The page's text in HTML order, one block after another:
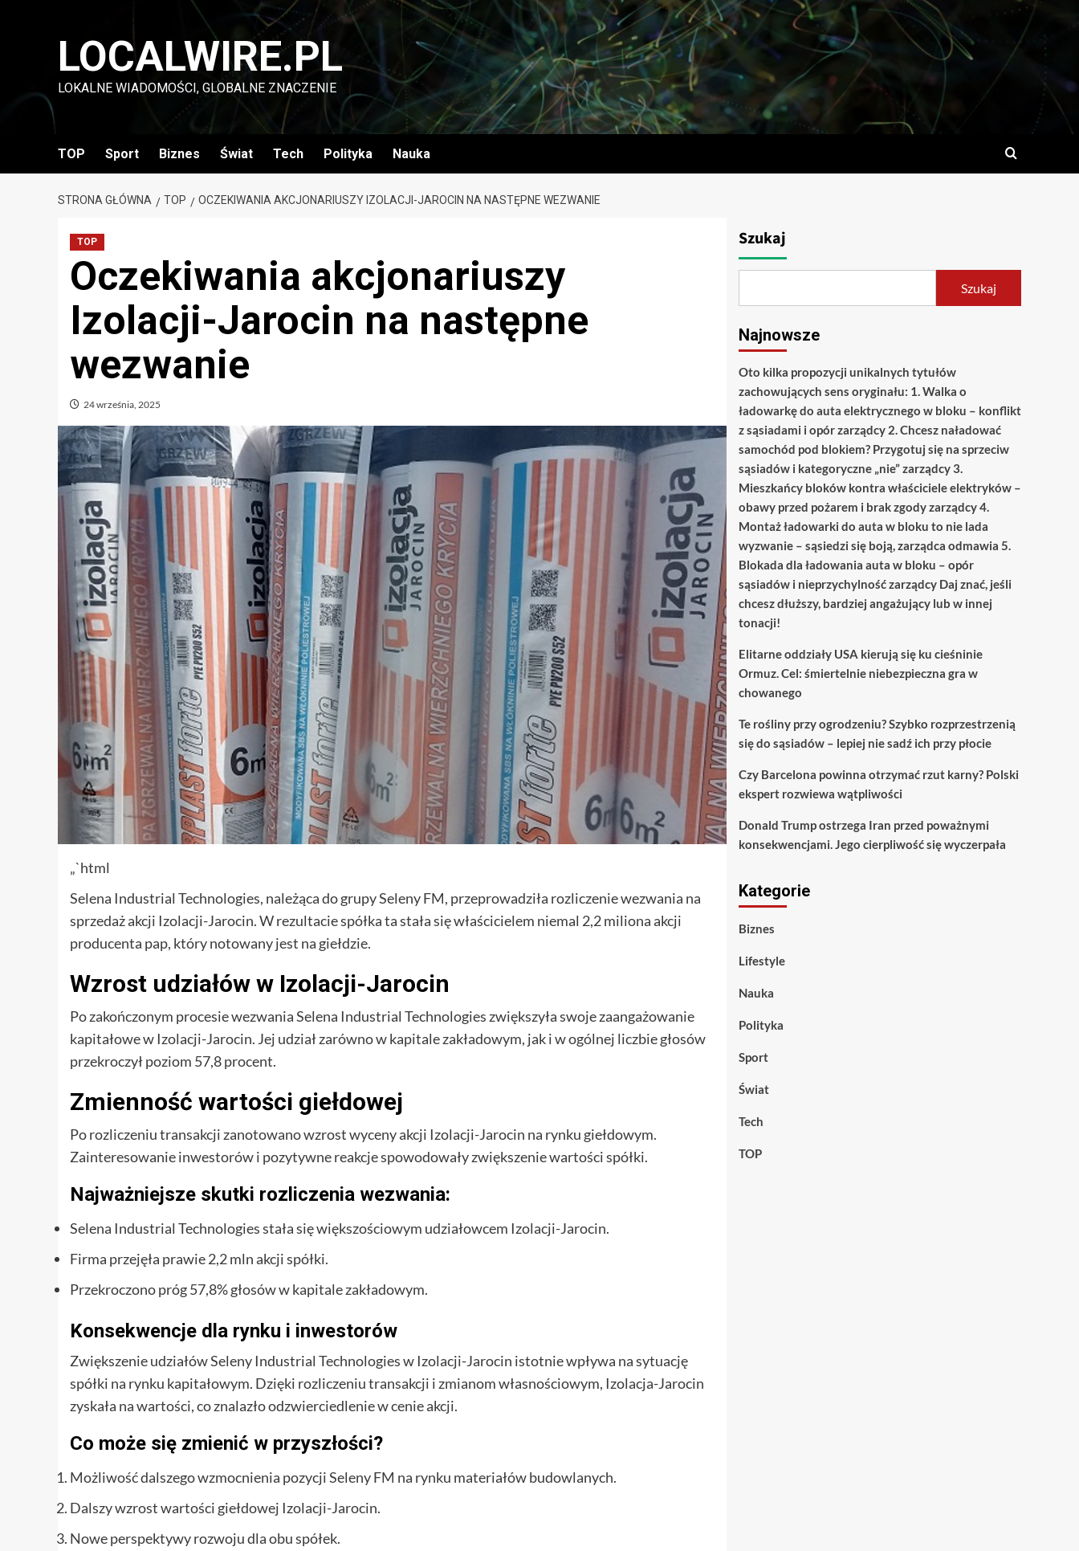
LOCALWIRE.PL
LOKALNE WIADOMOŚCI, GLOBALNE ZNACZENIE
TOP Sport Biznes Świat Tech Polityka Nauka
STRONA GŁÓWNA TOP OCZEKIWANIA AKCJONARIUSZY IZOLACJI-JAROCIN NA NASTĘPNE WEZWANIE
TOP
Oczekiwania akcjonariuszy
Izolacji-Jarocin na następne
wezwanie
24 września, 2025
„`html
Selena Industrial Technologies, należąca do grupy Seleny FM, przeprowadziła rozliczenie wezwania na
sprzedaż akcji Izolacji-Jarocin. W rezultacie spółka ta stała się właścicielem niemal 2,2 miliona akcji
producenta pap, który notowany jest na giełdzie.
Wzrost udziałów w Izolacji-Jarocin
Po zakończonym procesie wezwania Selena Industrial Technologies zwiększyła swoje zaangażowanie
kapitałowe w Izolacji-Jarocin. Jej udział zarówno w kapitale zakładowym, jak i w ogólnej liczbie głosów
przekroczył poziom 57,8 procent.
Zmienność wartości giełdowej
Po rozliczeniu transakcji zanotowano wzrost wyceny akcji Izolacji-Jarocin na rynku giełdowym.
Zainteresowanie inwestorów i pozytywne reakcje spowodowały zwiększenie wartości spółki.
Najważniejsze skutki rozliczenia wezwania:
Selena Industrial Technologies stała się większościowym udziałowcem Izolacji-Jarocin.
Firma przejęła prawie 2,2 mln akcji spółki.
Przekroczono próg 57,8% głosów w kapitale zakładowym.
Konsekwencje dla rynku i inwestorów
Zwiększenie udziałów Seleny Industrial Technologies w Izolacji-Jarocin istotnie wpływa na sytuację
spółki na rynku kapitałowym. Dzięki rozliczeniu transakcji i zmianom własnościowym, Izolacja-Jarocin
zyskała na wartości, co znalazło odzwierciedlenie w cenie akcji.
Co może się zmienić w przyszłości?
Możliwość dalszego wzmocnienia pozycji Seleny FM na rynku materiałów budowlanych.
Dalszy wzrost wartości giełdowej Izolacji-Jarocin.
Nowe perspektywy rozwoju dla obu spółek.
Szukaj
Szukaj
Najnowsze
Oto kilka propozycji unikalnych tytułów
zachowujących sens oryginału: 1. Walka o
ładowarkę do auta elektrycznego w bloku – konflikt
z sąsiadami i opór zarządcy 2. Chcesz naładować
samochód pod blokiem? Przygotuj się na sprzeciw
sąsiadów i kategoryczne „nie” zarządcy 3.
Mieszkańcy bloków kontra właściciele elektryków –
obawy przed pożarem i brak zgody zarządcy 4.
Montaż ładowarki do auta w bloku to nie lada
wyzwanie – sąsiedzi się boją, zarządca odmawia 5.
Blokada dla ładowania auta w bloku – opór
sąsiadów i nieprzychylność zarządcy Daj znać, jeśli
chcesz dłuższy, bardziej angażujący lub w innej
tonacji!
Elitarne oddziały USA kierują się ku cieśninie
Ormuz. Cel: śmiertelnie niebezpieczna gra w
chowanego
Te rośliny przy ogrodzeniu? Szybko rozprzestrzenią
się do sąsiadów – lepiej nie sadź ich przy płocie
Czy Barcelona powinna otrzymać rzut karny? Polski
ekspert rozwiewa wątpliwości
Donald Trump ostrzega Iran przed poważnymi
konsekwencjami. Jego cierpliwość się wyczerpała
Kategorie
Biznes
Lifestyle
Nauka
Polityka
Sport
Świat
Tech
TOP